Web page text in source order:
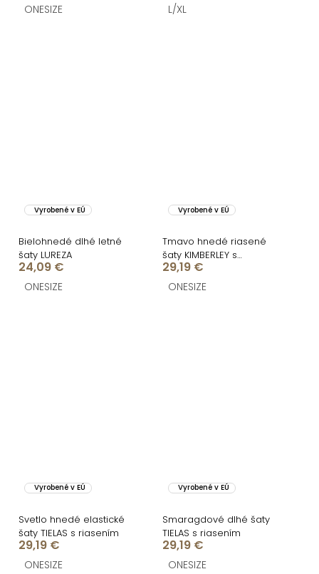
ONESIZE L/XL
Vyrobené v EÚ
Bielohnedé dlhé letné
šaty LUREZA
24,09 €
ONESIZE
Vyrobené v EÚ
Tmavo hnedé riasené
šaty KIMBERLEY s
rázporkom
29,19 €
ONESIZE
Vyrobené v EÚ
Svetlo hnedé elastické
šaty TIELAS s riasením
29,19 €
ONESIZE
Vyrobené v EÚ
Smaragdové dlhé šaty
TIELAS s riasením
29,19 €
ONESIZE